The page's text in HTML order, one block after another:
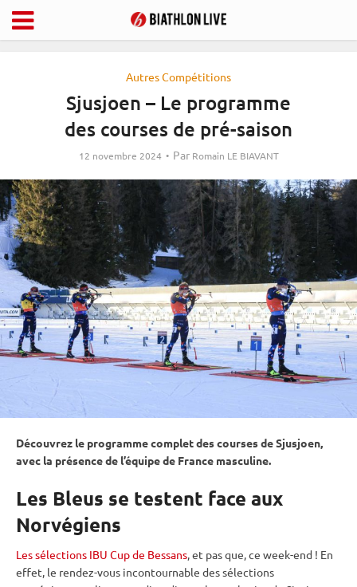
Autres Compétitions
Sjusjoen – Le programme
des courses de pré-saison
12 novembre 2024 Par Romain LE BIAVANT
Découvrez le programme complet des courses de Sjusjoen,
avec la présence de l’équipe de France masculine.
Les Bleus se testent face aux
Norvégiens
Les sélections IBU Cup de Bessans, et pas que, ce week-end ! En
effet, le rendez-vous incontournable des sélections